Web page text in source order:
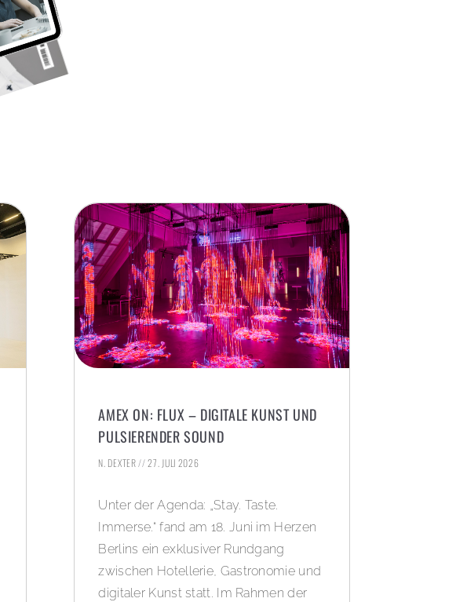
AMEX ON: FLUX – DIGITALE KUNST UND
PULSIERENDER SOUND
N. DEXTER 27. JULI 2026
Unter der Agenda: „Stay. Taste.
Immerse.“ fand am 18. Juni im Herzen
Berlins ein exklusiver Rundgang
zwischen Hotellerie, Gastronomie und
digitaler Kunst statt. Im Rahmen der